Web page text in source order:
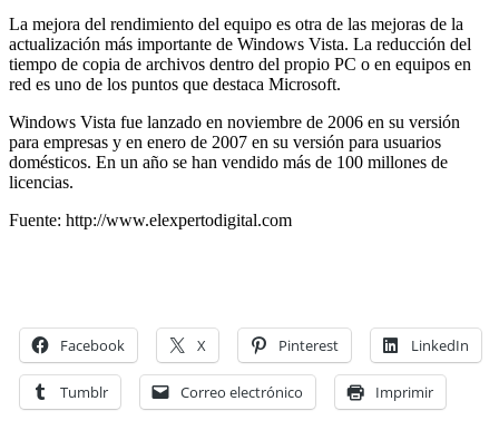
La mejora del rendimiento del equipo es otra de las mejoras de la
actualización más importante de Windows Vista. La reducción del
tiempo de copia de archivos dentro del propio PC o en equipos en
red es uno de los puntos que destaca Microsoft.
Windows Vista fue lanzado en noviembre de 2006 en su versión
para empresas y en enero de 2007 en su versión para usuarios
domésticos. En un año se han vendido más de 100 millones de
licencias.
Fuente: http://www.elexpertodigital.com
Facebook X Pinterest LinkedIn
Tumblr Correo electrónico Imprimir